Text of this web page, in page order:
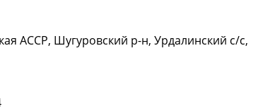
АССР, Шугуровский р-н, Урдалинский с/с,